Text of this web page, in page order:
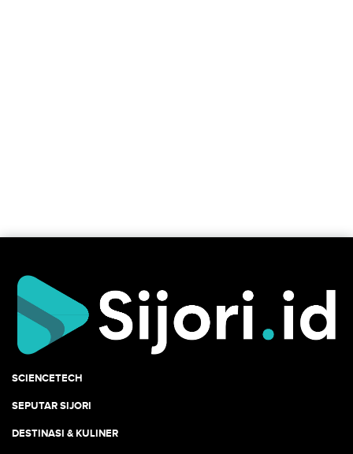
SCIENCETECH
SEPUTAR SIJORI
DESTINASI & KULINER